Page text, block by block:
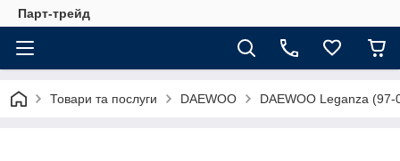
Парт-трейд
Товари та послуги DAEWOO DAEWOO Leganza (97-